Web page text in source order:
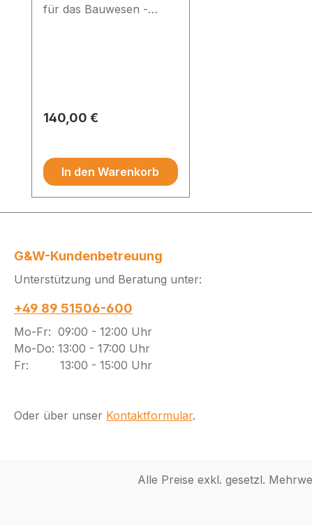
für das Bauwesen -
Regulärer Preis:
140,00 €
In den Warenkorb
G&W-Kundenbetreuung
Unterstützung und Beratung unter:
+49 89 51506-600
Mo-Fr: 09:00 - 12:00 Uhr
Mo-Do: 13:00 - 17:00 Uhr
Fr: 13:00 - 15:00 Uhr
Oder über unser Kontaktformular.
Alle Preise exkl. gesetzl.